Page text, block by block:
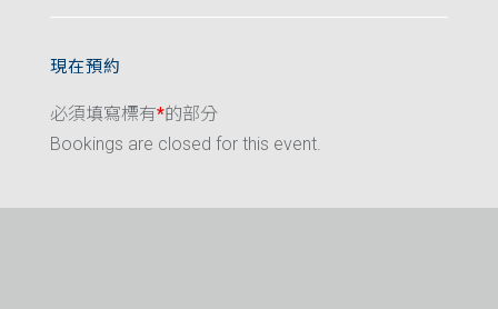
現在預約
必須填寫標有*的部分
Bookings are closed for this event.